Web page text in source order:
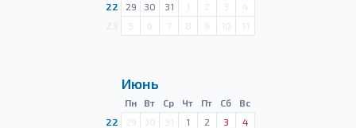
22
29 30 31 1 2 3
4
5 6 7 8 9 10 11
Июнь
Пн Вт Ср Чт Пт Сб
Вс
22
29 30 31 1 2 3
4